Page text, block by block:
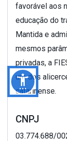
favorável aos
educação do
Mantida e
mesmos
privadas, a
um dos
catarinense.
CNPJ
03.774.688/